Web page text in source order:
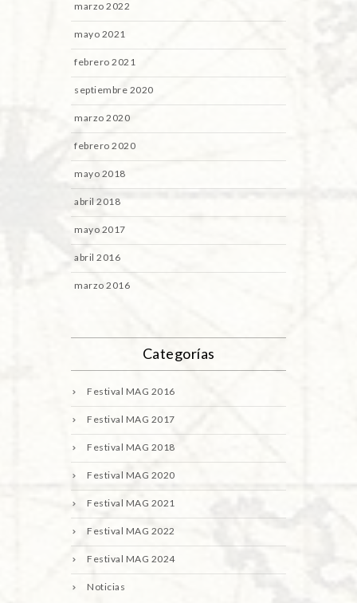
marzo 2022
mayo 2021
febrero 2021
septiembre 2020
marzo 2020
febrero 2020
mayo 2018
abril 2018
mayo 2017
abril 2016
marzo 2016
Categorías
Festival MAG 2016
Festival MAG 2017
Festival MAG 2018
Festival MAG 2020
Festival MAG 2021
Festival MAG 2022
Festival MAG 2024
Noticias